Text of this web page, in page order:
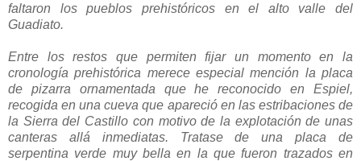
faltaron los pueblos prehistóricos en el alto valle del
Guadiato.
Entre los restos que permiten fijar un momento en la
cronología prehistórica merece especial mención la placa
de pizarra ornamentada que he reconocido en Espiel,
recogida en una cueva que apareció en las estribaciones de
la Sierra del Castillo con motivo de la explotación de unas
canteras allá inmediatas. Tratase de una placa de
serpentina verde muy bella en la que fueron trazados en